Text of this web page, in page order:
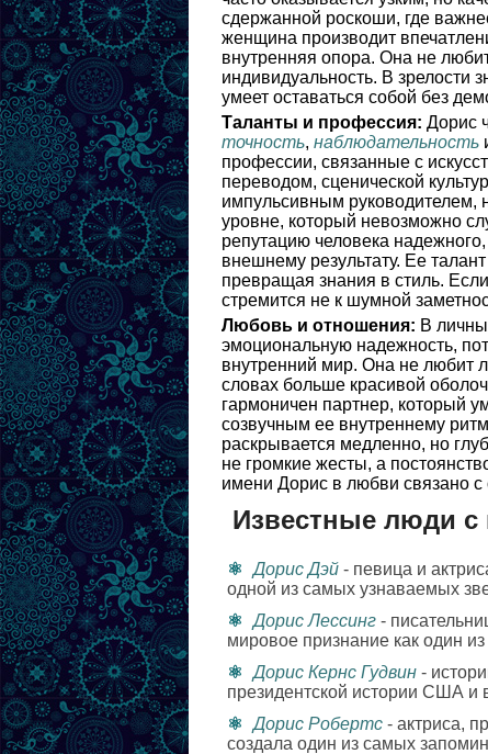
сдержанной роскоши, где
женщина производит
внутренняя опора. Она не
индивидуальность. В зрелости
умеет оставаться собой без
Таланты и профессия: Дорис
точность, наблюдательность
профессии, связанные с
переводом, сценической
импульсивным руководителем,
уровне, который невозможно
репутацию человека
внешнему результату. Ее
превращая знания в стиль.
стремится не к шумной
Любовь и отношения: В
эмоциональную надежность,
внутренний мир. Она не любит
словах больше красивой
гармоничен партнер, который
созвучным ее внутреннему
раскрывается медленно, но
не громкие жесты, а
имени Дорис в любви связано с
Известные люди
Дорис Дэй - певица и
одной из самых узнаваемых
Дорис Лессинг -
мировое признание как один
Дорис Кернс Гудвин -
президентской истории США и
Дорис Робертс - актриса,
создала один из самых